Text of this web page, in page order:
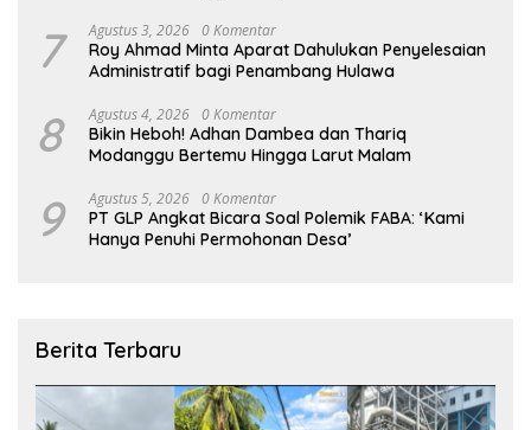
7 Agustus 3, 2026 0 Komentar
Roy Ahmad Minta Aparat Dahulukan Penyelesaian
Administratif bagi Penambang Hulawa
8 Agustus 4, 2026 0 Komentar
Bikin Heboh! Adhan Dambea dan Thariq
Modanggu Bertemu Hingga Larut Malam
9 Agustus 5, 2026 0 Komentar
PT GLP Angkat Bicara Soal Polemik FABA: ‘Kami
Hanya Penuhi Permohonan Desa’
Berita Terbaru